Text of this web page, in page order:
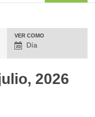
Navegación
entre
de
VER COMO
Día
2026